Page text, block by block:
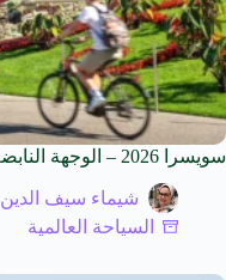
سويسرا 2026 – الوجهة النابضة بالحياة للعائلات العربية
شيماء سيف الدين
السياحة العالمية